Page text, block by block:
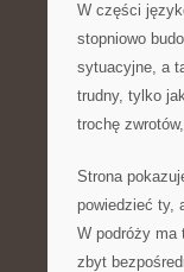
W części
stopniowo
sytuacyjne, a
trudny, tylko
trochę
Strona
powiedzieć ty,
W podróży ma
zbyt